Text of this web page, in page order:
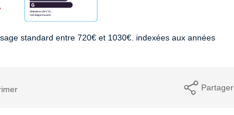
standard entre 720€ et 1030€. indexées aux années
Partager